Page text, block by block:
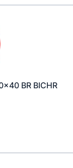
BR BICHR